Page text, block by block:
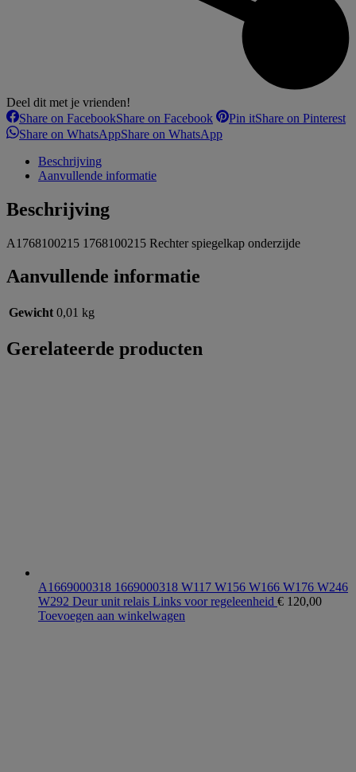
Deel dit met je vrienden!
Share on FacebookShare on Facebook Pin itShare on Pinterest
Share on WhatsAppShare on WhatsApp
Beschrijving
Aanvullende informatie
Beschrijving
A1768100215 1768100215 Rechter spiegelkap onderzijde
Aanvullende informatie
Gewicht 0,01 kg
Gerelateerde producten
A1669000318 1669000318 W117 W156 W166 W176 W246
W292 Deur unit relais Links voor regeleenheid € 120,00
Toevoegen aan winkelwagen